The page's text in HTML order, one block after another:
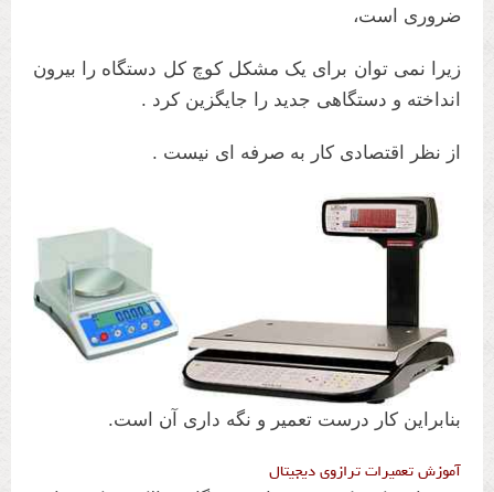
ضروری است،
زیرا نمی توان برای یک مشکل کوچ کل دستگاه را بیرون
انداخته و دستگاهی جدید را جایگزین کرد .
از نظر اقتصادی کار به صرفه ای نیست .
بنابراین کار درست تعمیر و نگه داری آن است.
آموزش تعمیرات ترازوی دیجیتال